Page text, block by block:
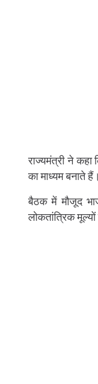
राज्यमंत्री ने
का माध्यम बनाते
बैठक में मौजूद
लोकतांत्रिक